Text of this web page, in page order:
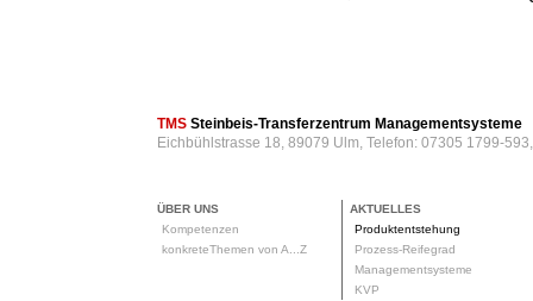
TMS Steinbeis-Transferzentrum Managementsysteme
Eichbühlstrasse 18, 89079 Ulm, Telefon: 07305 1799-
ÜBER UNS
Kompetenzen
konkreteThemen von A...Z
AKTUELLES
Produktentstehung
Prozess-Reifegrad
Managementsysteme
KVP